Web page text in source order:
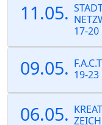
11.05.
17-
09.05. 19-
06.05.